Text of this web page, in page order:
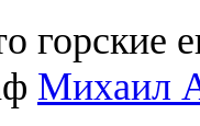
горские
Михаил